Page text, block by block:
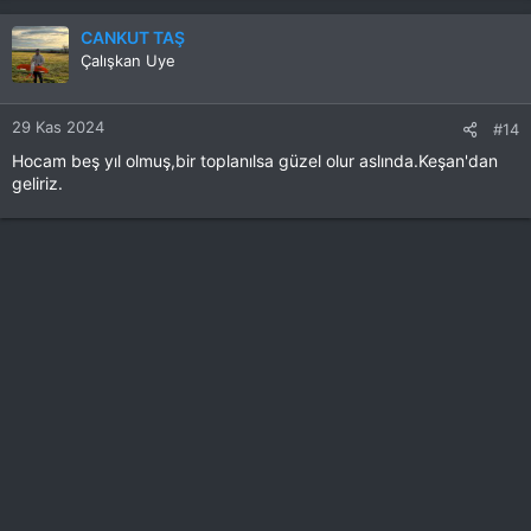
Bu RESMİ görmek için izniniz yok. Giriş yap veya üye ol
Bu RESMİ görmek için izniniz yok. Giriş yap veya üye ol
CANKUT TAŞ
Çalışkan Uye
29 Kas 2024 #14
Hocam beş yıl olmuş,bir toplanılsa güzel olur aslında.Keşan'dan
geliriz.